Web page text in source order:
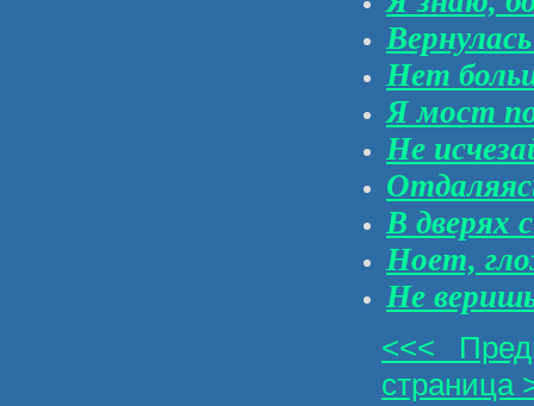
Нет
Я мост
Не
В дверях
Ноет,
Не
<<<
страница